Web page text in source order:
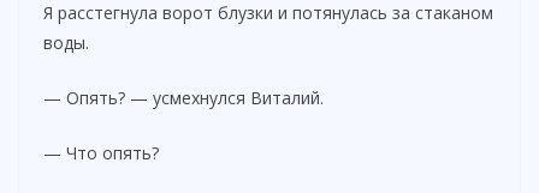
Я расстегнула ворот блузки и потянулась за стаканом
воды.
— Опять? — усмехнулся Виталий.
— Что опять?